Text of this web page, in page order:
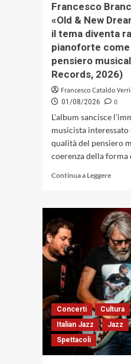
Glass»
di
David
Francesco
«Old & New
il tema diventa
pianoforte
pensiero
Records, 2026)
Francesco Cataldo
01/08/2026
0
L'album sancisce
musicista
qualità del pensiero
coerenza della forma
Continua a LeggereLeggi
su
con
«Old
&
New
il
tema
Concerti Cultura
Italian Jazz
Jazz
Spettacoli